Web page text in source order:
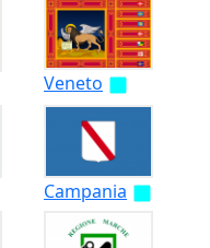
Veneto
Campania